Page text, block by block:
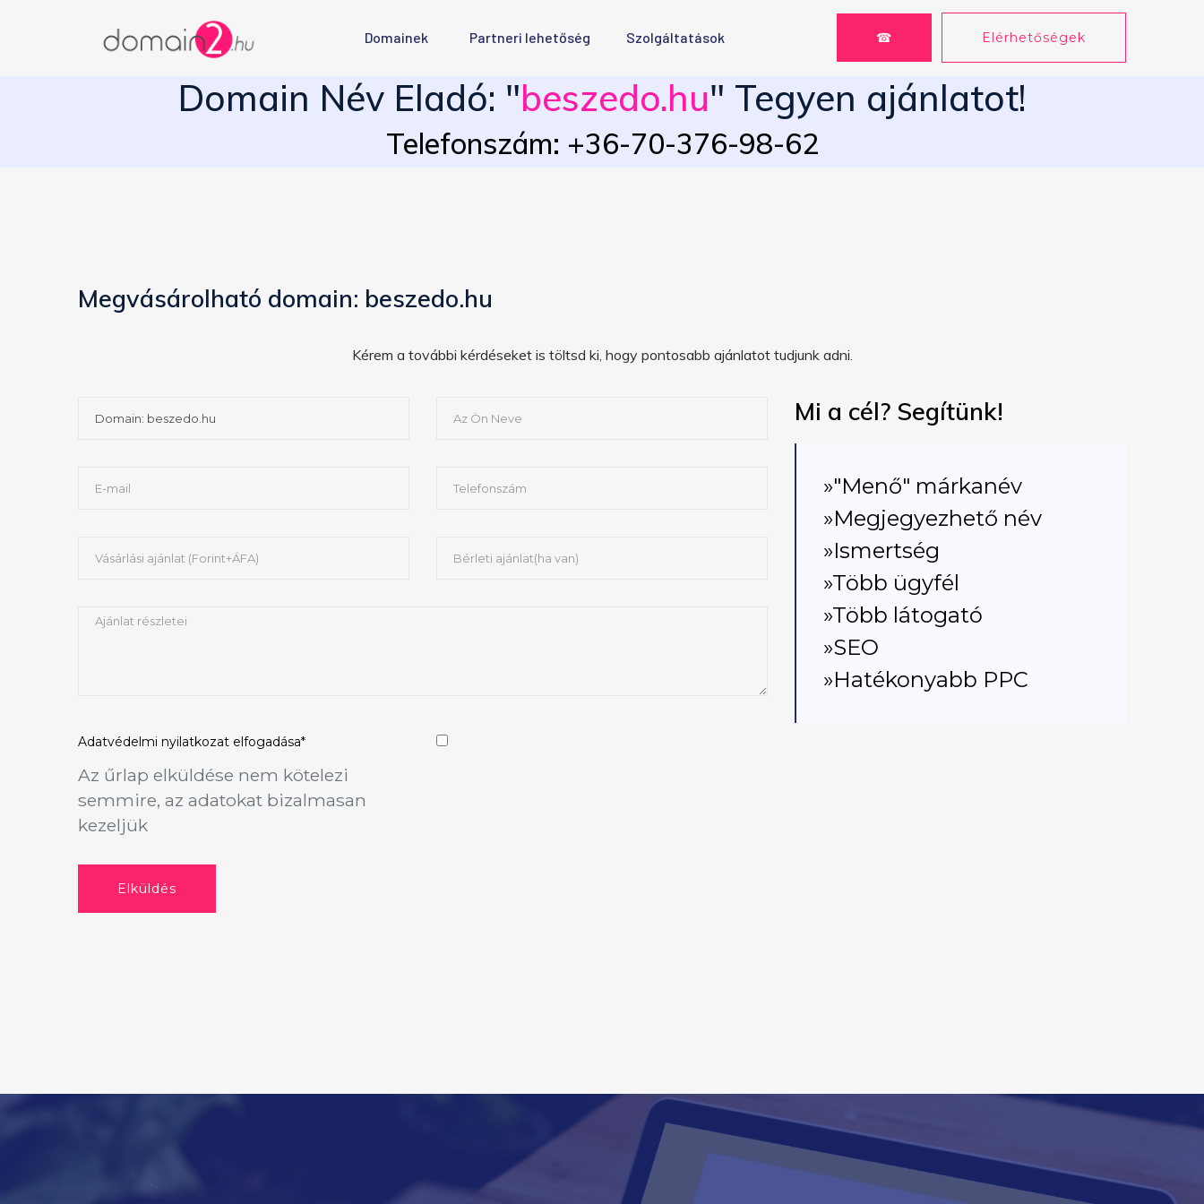
Domainek Partneri lehetőség Szolgáltatások ☎ Elérhetőségek
Domain Név Eladó: "beszedo.hu" Tegyen ajánlatot!
Telefonszám: +36-70-376-98-62
Megvásárolható domain: beszedo.hu
Kérem a további kérdéseket is töltsd ki, hogy pontosabb ajánlatot tudjunk adni.
Adatvédelmi nyilatkozat elfogadása*
Az űrlap elküldése nem kötelezi
semmire, az adatokat bizalmasan
kezeljük
Elküldés
Mi a cél? Segítünk!
»"Menő" márkanév
»Megjegyezhető név
»Ismertség
»Több ügyfél
»Több látogató
»SEO
»Hatékonyabb PPC